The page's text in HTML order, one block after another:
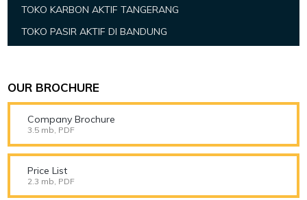
TOKO KARBON AKTIF TANGERANG
TOKO PASIR AKTIF DI BANDUNG
OUR BROCHURE
Company Brochure
3.5 mb, PDF
Price List
2.3 mb, PDF